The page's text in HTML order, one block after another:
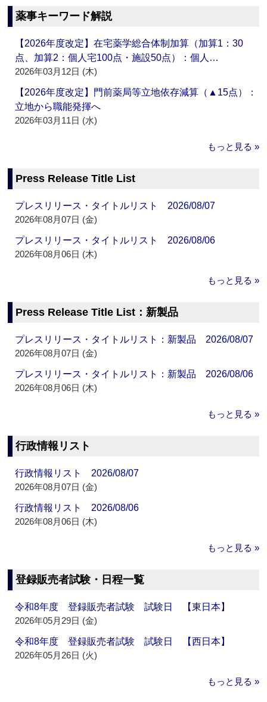
薬事キーワード解説
【2026年度改定】在宅薬学総合体制加算（加算1：30
点、加算2：個人宅100点・施設50点）：個人…
2026年03月12日 (木)
【2026年度改定】門前薬局等立地依存減算（▲15点）：
立地から職能発揮へ
2026年03月11日 (水)
もっと見る »
Press Release Title List
プレスリリース・タイトルリスト 2026/08/07
2026年08月07日 (金)
プレスリリース・タイトルリスト 2026/08/06
2026年08月06日 (木)
もっと見る »
Press Release Title List：新製品
プレスリリース・タイトルリスト：新製品 2026/08/07
2026年08月07日 (金)
プレスリリース・タイトルリスト：新製品 2026/08/06
2026年08月06日 (木)
もっと見る »
行政情報リスト
行政情報リスト 2026/08/07
2026年08月07日 (金)
行政情報リスト 2026/08/06
2026年08月06日 (木)
もっと見る »
登録販売者試験・日程一覧
令和8年度 登録販売者試験 試験日 【東日本】
2026年05月29日 (金)
令和8年度 登録販売者試験 試験日 【西日本】
2026年05月26日 (火)
もっと見る »